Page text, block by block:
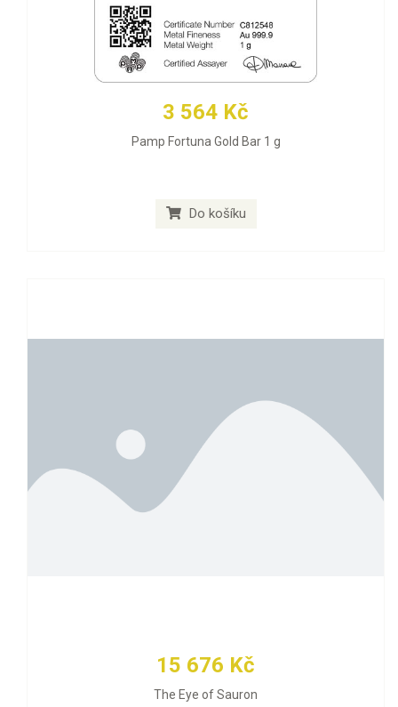
3 564 Kč
Pamp Fortuna Gold Bar 1 g
Do košíku
15 676 Kč
The Eye of Sauron